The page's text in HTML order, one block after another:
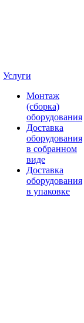
Услуги
Монтаж
(сборка)
оборудования
Доставка
оборудования
в собранном
виде
Доставка
оборудования
в упаковке